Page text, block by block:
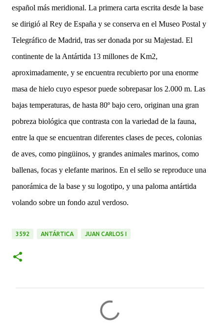
español más meridional. La primera carta escrita desde la base
se dirigió al Rey de España y se conserva en el Museo Postal y
Telegráfico de Madrid, tras ser donada por su Majestad. El
continente de la Antártida 13 millones de Km2,
aproximadamente, y se encuentra recubierto por una enorme
masa de hielo cuyo espesor puede sobrepasar los 2.000 m. Las
bajas temperaturas, de hasta 80º bajo cero, originan una gran
pobreza biológica que contrasta con la variedad de la fauna,
entre la que se encuentran diferentes clases de peces, colonias
de aves, como pingüinos, y grandes animales marinos, como
ballenas, focas y elefante marinos. En el sello se reproduce una
panorámica de la base y su logotipo, y una paloma antártida
volando sobre un fondo azul verdoso.
3592 ANTÁRTICA JUAN CARLOS I